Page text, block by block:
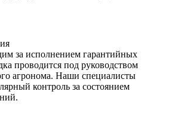
за исполнением гарантийных
проводится под руководством
агронома. Наши специалисты
контроль за состоянием